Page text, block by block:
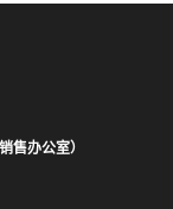
售办公室）